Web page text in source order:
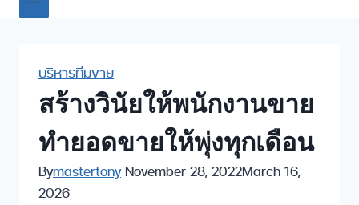
บริหารทีมขาย
สร้างวินัยให้พนักงานขาย
ทำยอดขายให้พุ่งทุกเดือน
Bymastertony November 28, 2022March 16,
2026